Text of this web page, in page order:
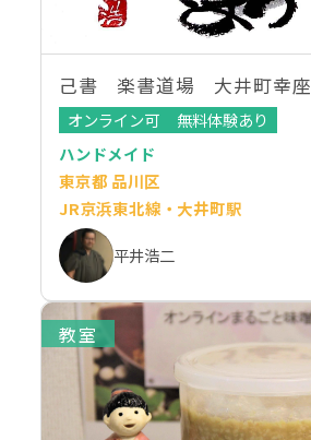
己書 楽書道場 大井町幸座
オンライン可
無料体験あり
ハンドメイド
東京都 品川区
JR京浜東北線・大井町駅
平井浩二
教室